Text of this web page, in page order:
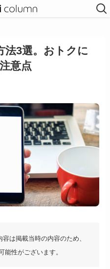
法3選。おトクに
意点
は掲載当時の内容のため、
能性がございます。